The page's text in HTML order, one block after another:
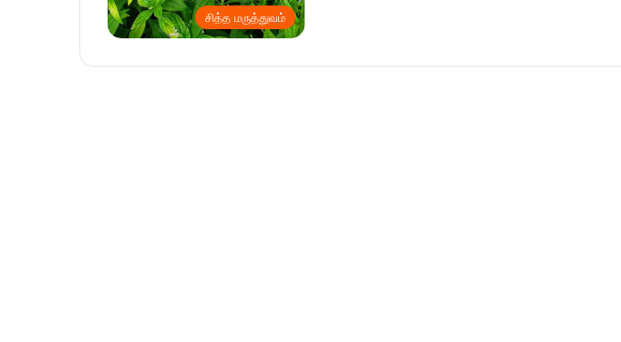
சித்த மருத்துவம்